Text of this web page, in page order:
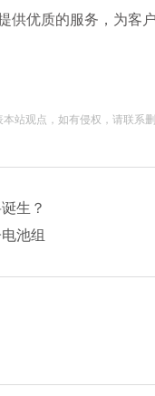
供优质的服务，为客
站观点，如有侵权，请联系删
生？
池组